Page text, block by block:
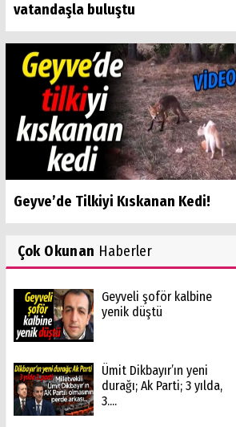
vatandaşla buluştu
Geyve’de Tilkiyi Kıskanan Kedi!
Çok Okunan Haberler
Geyveli şoför kalbine
yenik düştü
Ümit Dikbayır’ın yeni
durağı; Ak Parti; 3 yılda,
3....